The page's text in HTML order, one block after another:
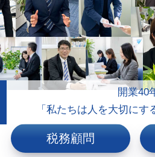
開業40
「私たちは人を大切にす
税務顧問